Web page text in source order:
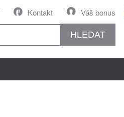
Váš bonus
Kontakt
HLEDAT